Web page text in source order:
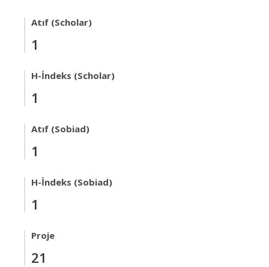
Atıf (Scholar)
1
H-İndeks (Scholar)
1
Atıf (Sobiad)
1
H-İndeks (Sobiad)
1
Proje
21